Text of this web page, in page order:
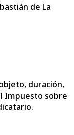
de La
duración,
Impuesto sobre